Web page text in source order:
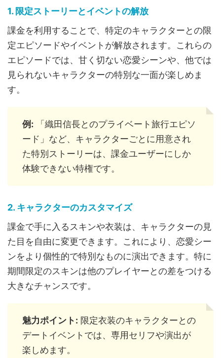
1. 限定ストーリーとイベントの解放
課金を利用することで、特定のキャラクターとの限
定エピソードやイベントが解放されます。これらの
エピソードでは、甘く切ない恋愛シーンや、他では
見られないキャラクターの特別な一面が楽しめま
す。
例: 「織田信長とのプライベート旅行エピソ
ード」など、キャラクターごとに用意され
た特別ストーリーは、課金ユーザーにしか
体験できない特権です。
2. キャラクターのカスタマイズ
課金で手に入るスキンや衣装は、キャラクターの見
た目を自由に変更できます。これにより、恋愛シー
ンをより個性的で特別なものに演出できます。特に
期間限定のスキンは他のプレイヤーとの差をつける
大きなチャンスです。
魅力ポイント: 限定衣装のキャラクターとの
デートイベントでは、専用セリフや演出が
楽しめます。